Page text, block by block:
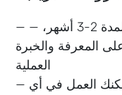
— هذه فترة تدريب غير مدفوعة لمدة 2-3 أشهر، —
المعرفة والخبرة
العملية
— لا توجد ساعات محددة بدقة، يمكنك العمل في أي